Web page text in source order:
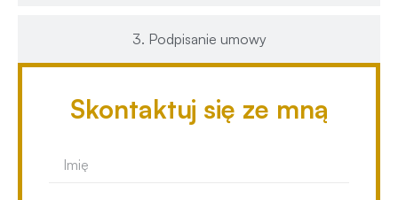
3. Podpisanie umowy
Skontaktuj się ze mną